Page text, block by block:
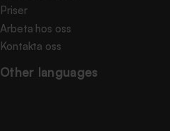
Priser
Arbeta hos oss
Kontakta oss
Other languages